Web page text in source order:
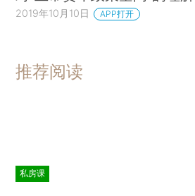
2019年10月10日 APP打开
推荐阅读
私房课